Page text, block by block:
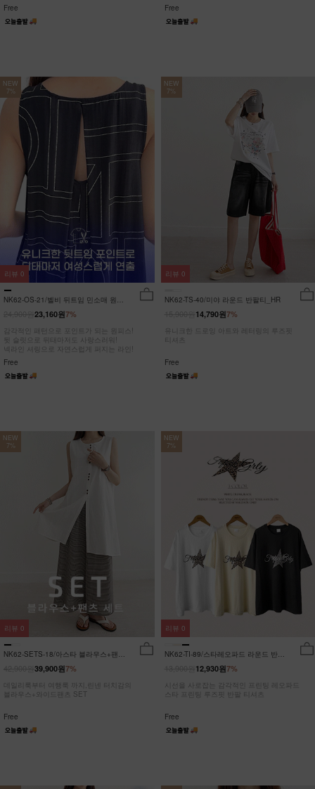
Free
Free
NEW
7%
NK62-OS-21/벨비 뒤트임 민소매 원피
7%
23,160원
감각적인 패턴으로 포인트가 되는 원피스!
뒷 슬릿으로 뒤태마저도 사랑스러워!
넥라인 셔링으로 자연스럽게 퍼지는 라인!
Free
리뷰 0
NEW
7%
NK62-TS-40/미야 라운드 반팔티_HR
7%
14,790원
유니크한 드로잉 아트와 레터링의 루즈핏
티셔츠
Free
리뷰 0
NEW
7%
NK62-SETS-18/아스타 블라우스+팬츠
7%
39,900원
데일리룩부터 여행룩 까지,린넨 터치감의
블라우스+와이드팬츠 SET
Free
리뷰 0
NEW
7%
NK62-TI-89/스타레오파드 라운드 반팔
7%
12,930원
시선을 사로잡는 감각적인 프린팅 레오파드
스타 프린팅 루즈핏 반팔 티셔츠
Free
리뷰 0